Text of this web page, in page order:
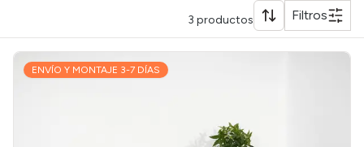
3 productos Filtros
ENVÍO Y MONTAJE 3-7 DÍAS